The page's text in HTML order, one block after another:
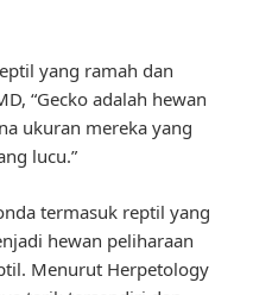
yang ramah dan
“Gecko adalah hewan
ukuran mereka yang
lucu.”
termasuk reptil yang
hewan peliharaan
Menurut Herpetology